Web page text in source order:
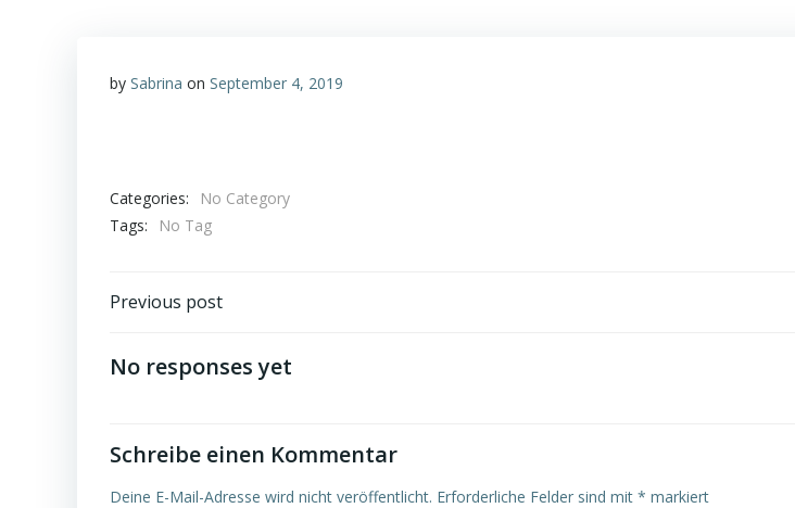
by Sabrina on September 4, 2019
Categories:
No Category
Tags:
No Tag
Post
navigation
Previous post
No responses yet
Schreibe einen Kommentar
Deine E-Mail-Adresse wird nicht veröffentlicht. Erforderliche Felder sind mit * markiert